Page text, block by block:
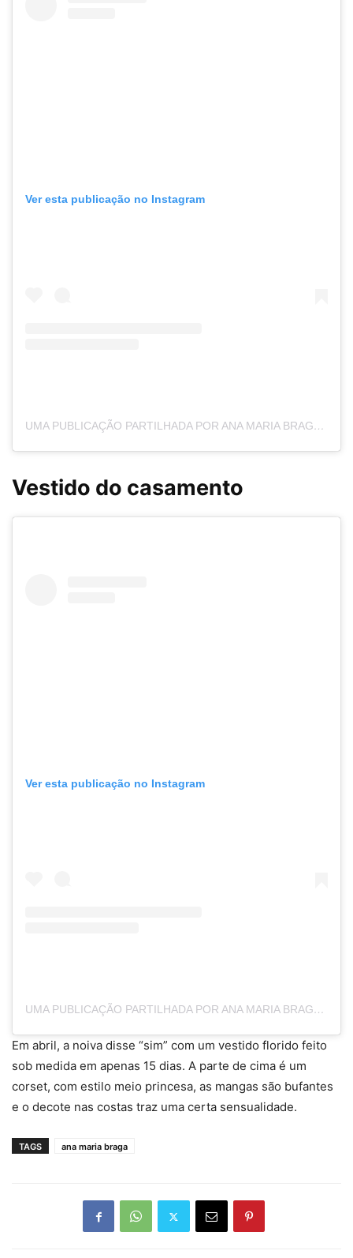
Ver esta publicação no Instagram
UMA PUBLICAÇÃO PARTILHADA POR ANA MARIA BRAGA (@ANAMARIABRAGAOFICIAL)
Vestido do casamento
Ver esta publicação no Instagram
UMA PUBLICAÇÃO PARTILHADA POR ANA MARIA BRAGA (@ANAMARIABRAGAOFICIAL)
Em abril, a noiva disse “sim” com um vestido florido feito
sob medida em apenas 15 dias. A parte de cima é um
corset, com estilo meio princesa, as mangas são bufantes
e o decote nas costas traz uma certa sensualidade.
TAGS ana maria braga